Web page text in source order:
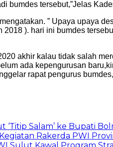
bumdes tersebut,”Jelas
” Upaya upaya
2018 ). hari ini bumdes
akhir kalau tidak salah
ada kepengurusan
rapat pengurus
‘Titip Salam’ ke Bupati
Rakerda PWI